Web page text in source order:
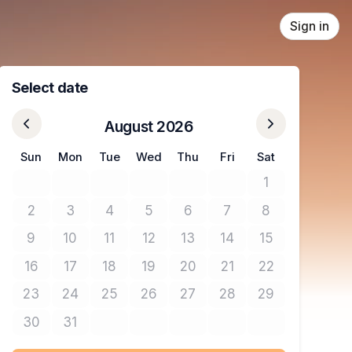
Sign in
Select date
August 2026
Sun Mon Tue Wed Thu Fri Sat
1No tickets
2No tickets available
3No tickets available
4No tickets available
5No tickets available
6No tickets available
7No tickets available
8No tickets
9No tickets available
10No tickets available
11No tickets available
12No tickets available
13No tickets available
14No tickets available
15No tickets
16No tickets available
17No tickets available
18No tickets available
19No tickets available
20No tickets available
21No tickets available
22No tickets
23No tickets available
24No tickets available
25No tickets available
26No tickets available
27No tickets available
28No tickets available
29No tickets
30No tickets available
31No tickets available